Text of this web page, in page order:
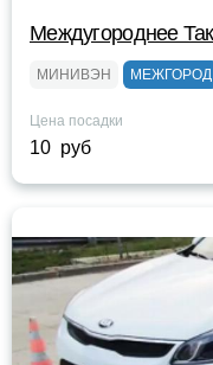
Междугороднее
МИНИВЭН МЕЖГОРОД
Цена посадки
10 руб